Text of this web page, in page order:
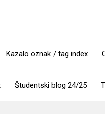
Kazalo oznak / tag index
Študentski blog 24/25